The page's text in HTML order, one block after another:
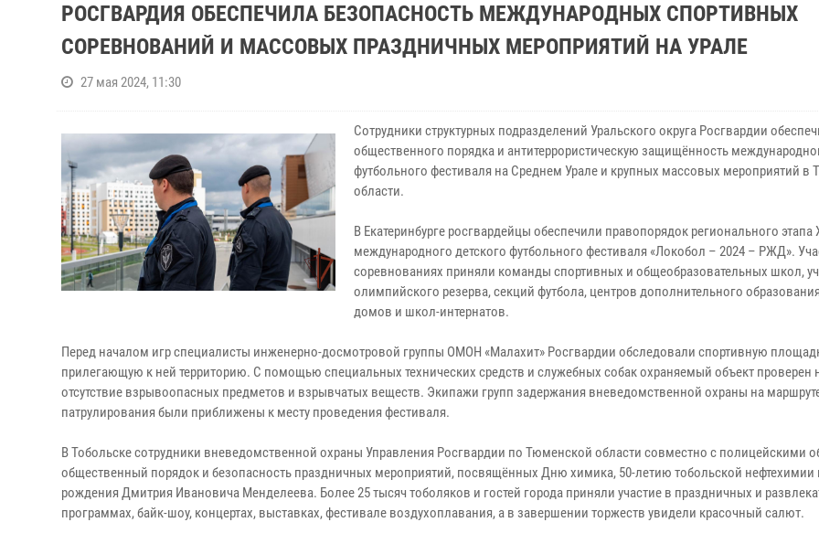
РОСГВАРДИЯ ОБЕСПЕЧИЛА БЕЗОПАСНОСТЬ МЕЖДУНАРОДНЫХ СПОРТИВНЫХ
СОРЕВНОВАНИЙ И МАССОВЫХ ПРАЗДНИЧНЫХ МЕРОПРИЯТИЙ НА УРАЛЕ
27 мая 2024, 11:30
Сотрудники структурных подразделений Уральского округа Росгвардии
общественного порядка и антитеррористическую защищённость
футбольного фестиваля на Среднем Урале и крупных массовых мероприятий в
области.
В Екатеринбурге росгвардейцы обеспечили правопорядок регионального этапа
международного детского футбольного фестиваля «Локобол – 2024 – РЖД».
соревнованиях приняли команды спортивных и общеобразовательных школ,
олимпийского резерва, секций футбола, центров дополнительного
домов и школ-интернатов.
Перед началом игр специалисты инженерно-досмотровой группы ОМОН «Малахит» Росгвардии обследовали спортивную
прилегающую к ней территорию. С помощью специальных технических средств и служебных собак охраняемый объект проверен
отсутствие взрывоопасных предметов и взрывчатых веществ. Экипажи групп задержания вневедомственной охраны на
патрулирования были приближены к месту проведения фестиваля.
В Тобольске сотрудники вневедомственной охраны Управления Росгвардии по Тюменской области совместно с полицейскими
общественный порядок и безопасность праздничных мероприятий, посвящённых Дню химика, 50-летию тобольской
рождения Дмитрия Ивановича Менделеева. Более 25 тысяч тоболяков и гостей города приняли участие в праздничных и
программах, байк-шоу, концертах, выставках, фестивале воздухоплавания, а в завершении торжеств увидели красочный салют.